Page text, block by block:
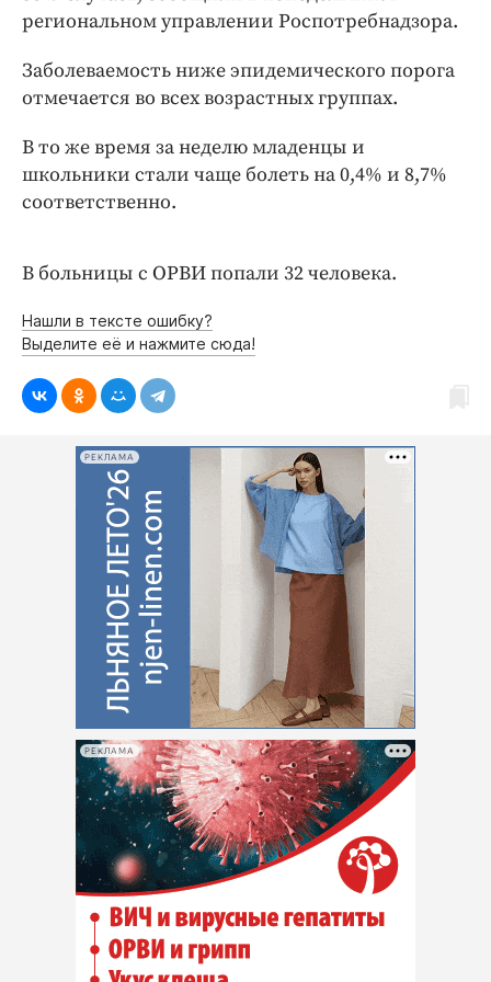
Интересное чтиво
Клиника года
Бренд года
Работодатель года
региональном управлении Роспотребнадзора.
Заболеваемость ниже эпидемического порога
отмечается во всех возрастных группах.
В то же время за неделю младенцы и
школьники стали чаще болеть на 0,4% и 8,7%
соответственно.
В больницы с ОРВИ попали 32 человека.
Нашли в тексте ошибку?
Выделите её и нажмите сюда!
РЕКЛАМА
РЕКЛАМА